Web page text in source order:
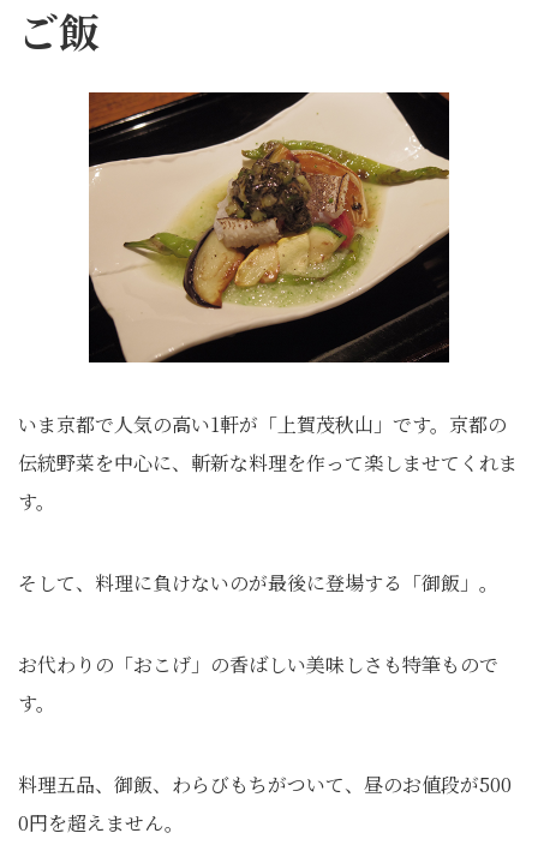
ご飯
いま京都で人気の高い1軒が「上賀茂秋山」です。京都の
伝統野菜を中心に、斬新な料理を作って楽しませてくれま
す。
そして、料理に負けないのが最後に登場する「御飯」。
お代わりの「おこげ」の香ばしい美味しさも特筆もので
す。
料理五品、御飯、わらびもちがついて、昼のお値段が500
0円を超えません。